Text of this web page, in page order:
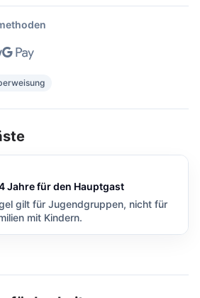
Jahre für den Hauptgast
gilt für Jugendgruppen, nicht für
mit Kindern.